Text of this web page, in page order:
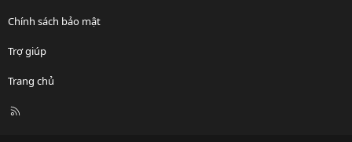
Chính sách bảo mật
Trợ giúp
Trang chủ
R